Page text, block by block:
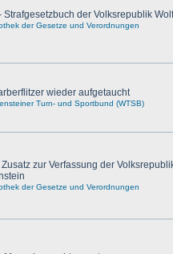
Strafgesetzbuch der Volksrepublik
der Gesetze und Verordnungen
wieder aufgetaucht
Turn- und Sportbund (WTSB)
Zusatz zur Verfassung der
der Gesetze und Verordnungen